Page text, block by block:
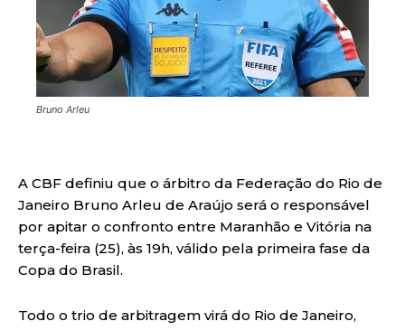
Bruno Arleu
A CBF definiu que o árbitro da Federação do Rio de
Janeiro Bruno Arleu de Araújo será o responsável
por apitar o confronto entre Maranhão e Vitória na
terça-feira (25), às 19h, válido pela primeira fase da
Copa do Brasil.
Todo o trio de arbitragem virá do Rio de Janeiro,